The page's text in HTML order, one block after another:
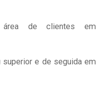
de clientes em
superior e de seguida em